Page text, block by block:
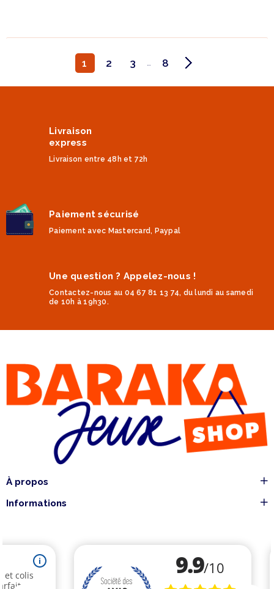
1 2 3 … 8
Livraison
express
Livraison entre 48h et 72h
Paiement sécurisé
Paiement avec Mastercard, Paypal
Une question ? Appelez-nous !
Contactez-nous au 04 67 81 13 74, du lundi au samedi
de 10h à 19h30.
À propos
Informations